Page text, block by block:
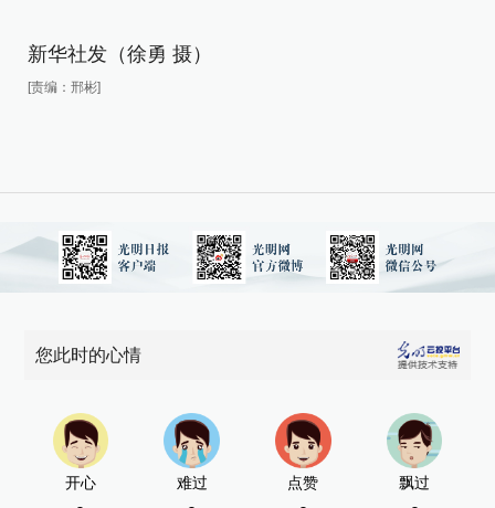
新华社发（徐勇 摄）
[责编：邢彬]
您此时的心情
开心 难过 点赞 飘过